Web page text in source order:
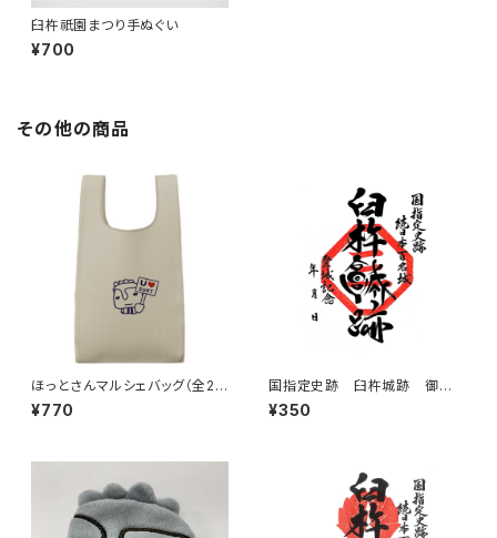
臼杵祇園まつり手ぬぐい
¥700
その他の商品
ほっとさんマルシェバッグ（全2
種）
¥770
国指定史跡 臼杵城跡 御城
印 稲葉氏家紋入り
¥350